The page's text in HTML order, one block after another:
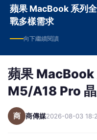
蘋果 MacBook 系列
戰多樣需求
向下繼續閱讀
蘋果 MacBook
M5/A18 Pro
商 商傳媒2026-08-03